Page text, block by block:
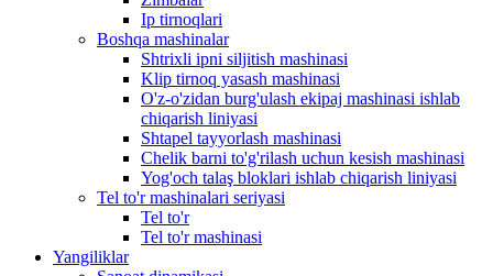
Ip tirnoqlari
Boshqa mashinalar
Shtrixli ipni siljitish mashinasi
Klip tirnoq yasash mashinasi
O'z-o'zidan burg'ulash ekipaj mashinasi ishlab
chiqarish liniyasi
Shtapel tayyorlash mashinasi
Chelik barni to'g'rilash uchun kesish mashinasi
Yog'och talaş bloklari ishlab chiqarish liniyasi
Tel to'r mashinalari seriyasi
Tel to'r
Tel to'r mashinasi
Yangiliklar